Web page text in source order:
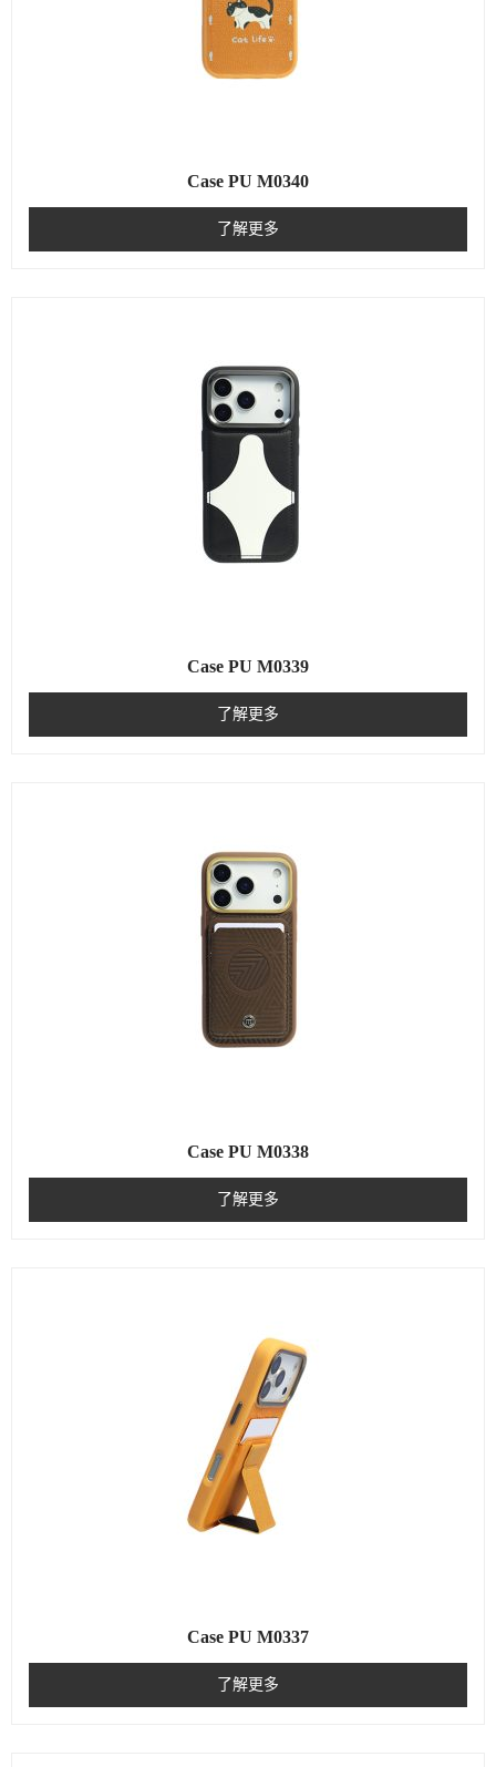
Case PU M0340
了解更多
Case PU M0339
了解更多
Case PU M0338
了解更多
Case PU M0337
了解更多